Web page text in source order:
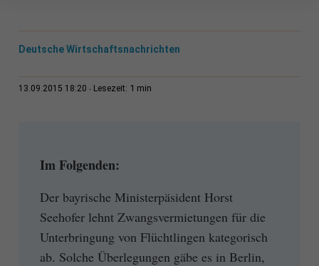
Deutsche Wirtschaftsnachrichten
13.09.2015 18:20 Lesezeit: 1 min
Im Folgenden:
Der bayrische Ministerpäsident Horst
Seehofer lehnt Zwangsvermietungen für die
Unterbringung von Flüchtlingen kategorisch
ab. Solche Überlegungen gäbe es in Berlin,